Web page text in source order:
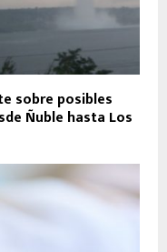
sobre posibles
Ñuble hasta Los